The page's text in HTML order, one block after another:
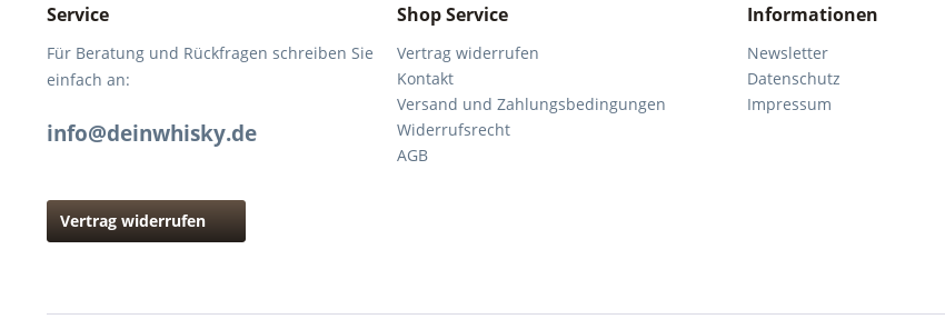
Service
Für Beratung und Rückfragen schreiben Sie
einfach an:
info@deinwhisky.de
Vertrag widerrufen
Shop Service
Vertrag widerrufen
Kontakt
Versand und Zahlungsbedingungen
Widerrufsrecht
AGB
Informationen
Newsletter
Datenschutz
Impressum